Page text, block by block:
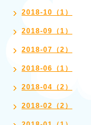
2018-10（1）
2018-09（1）
2018-07（2）
2018-06（1）
2018-04（2）
2018-02（2）